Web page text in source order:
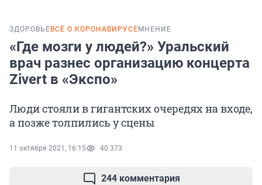
ЗДОРОВЬЕ ВСЁ О КОРОНАВИРУСЕ МНЕНИЕ
«Где мозги у людей?» Уральский
врач разнес организацию концерта
Zivert в «Экспо»
Люди стояли в гигантских очередях на входе,
а позже толпились у сцены
11 октября 2021, 16:15 40 373
244 комментария